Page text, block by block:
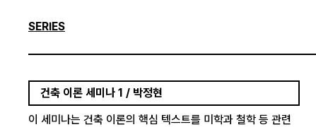
SERIES
건축 이론 세미나 1 / 박정현
이 세미나는 건축 이론의 핵심 텍스트를 미학과 철학 등 관련